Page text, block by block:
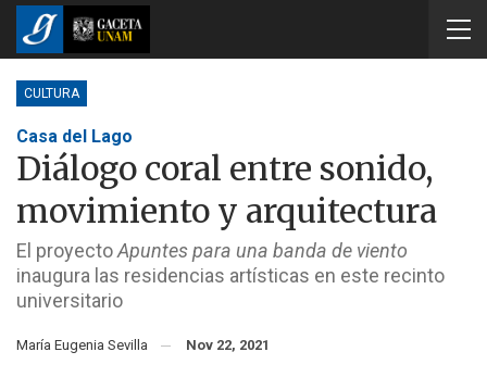
CULTURA
Casa del Lago
Diálogo coral entre sonido,
movimiento y arquitectura
El proyectoApuntes para una banda de viento
inaugura las residencias artísticas en este recinto
universitario
María Eugenia Sevilla Nov 22, 2021